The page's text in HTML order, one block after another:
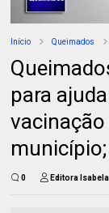
Início Queimados
para
0 Editora Isabela